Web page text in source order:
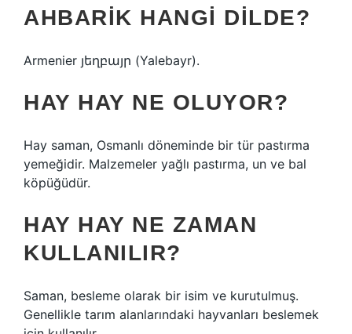
AHBARIK HANGI DILDE?
Armenier յեղբայր (Yalebayr).
HAY HAY NE OLUYOR?
Hay saman, Osmanlı döneminde bir tür pastırma
yemeğidir. Malzemeler yağlı pastırma, un ve bal
köpüğüdür.
HAY HAY NE ZAMAN
KULLANILIR?
Saman, besleme olarak bir isim ve kurutulmuş.
Genellikle tarım alanlarındaki hayvanları beslemek